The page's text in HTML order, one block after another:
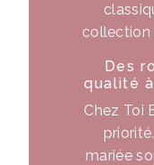
collection
Des
qualité
Chez Toi
mariée